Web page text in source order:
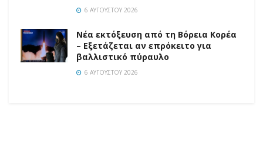
6 ΑΥΓΟΎΣΤΟΥ 2026
Νέα εκτόξευση από τη Βόρεια Κορέα
– Εξετάζεται αν επρόκειτο για
βαλλιστικό πύραυλο
6 ΑΥΓΟΎΣΤΟΥ 2026